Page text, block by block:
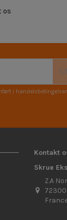
os
i
Kontakt
Skrue
Z.A
72300